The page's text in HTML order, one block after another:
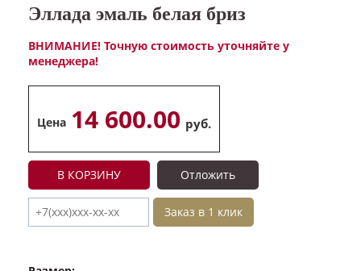
Эллада эмаль белая бриз
ВНИМАНИЕ! Точную стоимость уточняйте у
менеджера!
Цена 14 600.00 руб.
В КОРЗИНУ Отложить
Заказ в 1 клик